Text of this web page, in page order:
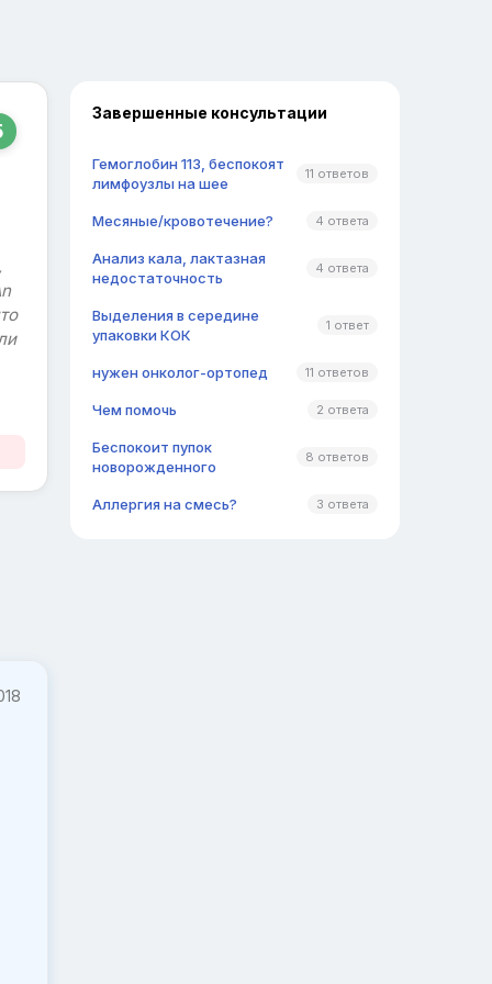
Завершенные консультации
Гемоглобин 113, беспокоят
лимфоузлы на шее
11 ответов
Месяные/кровотечение? 4 ответа
Анализ кала, лактазная
недостаточность
4 ответа
Выделения в середине
упаковки КОК
1 ответ
нужен онколог-ортопед 11 ответов
Чем помочь 2 ответа
Беспокоит пупок
новорожденного
8 ответов
Аллергия на смесь? 3 ответа